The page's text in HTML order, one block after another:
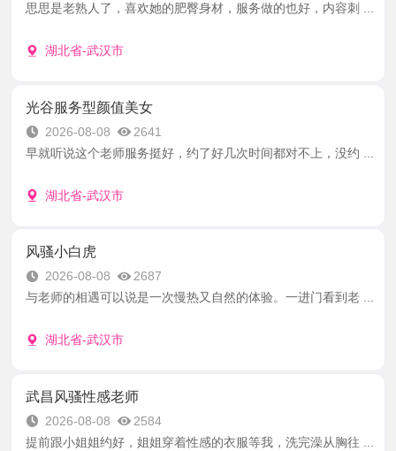
思思是老熟人了，喜欢她的肥臀身材，服务做的也好，内容刺 ...
湖北省-武汉市
光谷服务型颜值美女
2026-08-08
2641
早就听说这个老师服务挺好，约了好几次时间都对不上，没约 ...
湖北省-武汉市
风骚小白虎
2026-08-08
2687
与老师的相遇可以说是一次慢热又自然的体验。一进门看到老 ...
湖北省-武汉市
武昌风骚性感老师
2026-08-08
2584
提前跟小姐姐约好，姐姐穿着性感的衣服等我，洗完澡从胸往 ...